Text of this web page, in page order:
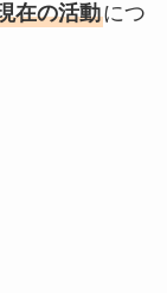
在の活動につ